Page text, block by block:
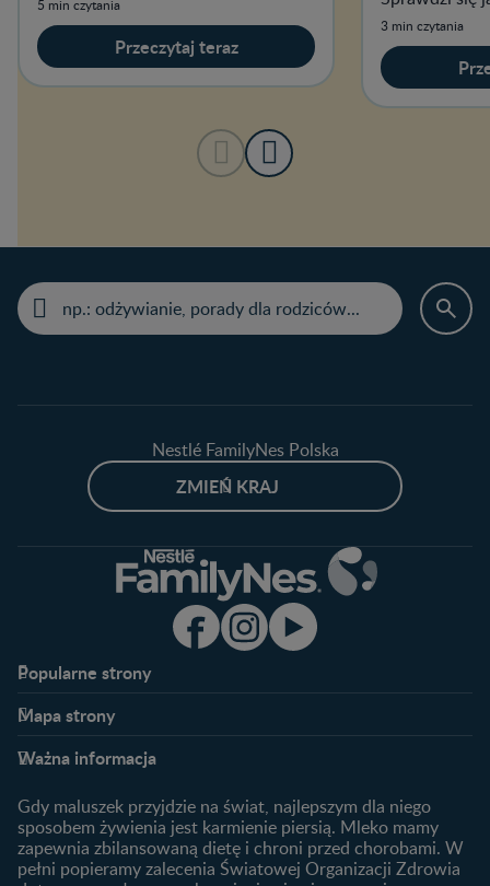
5 min czytania
Przeczytaj teraz
zbożowy po 4.
3 min czytania
Nestlé FamilyNes Polska
ZMIEŃ KRAJ
Popularne strony​
Kontakt
FAQ
Produkty
Wyszukiwarka produktów
Nasze marki
Mapa strony​
Plamienie implantacyjne –
Jak zaplanować płeć
dziecka?
Jak rozpoznać dni płodne?
1. trymestr ciąży
2. trymestr ciąży
3. trymestr ciąży
Ważna informacja
Gdy maluszek przyjdzie na świat, najlepszym dla niego
sposobem żywienia jest karmienie piersią. Mleko mamy
zapewnia zbilansowaną dietę i chroni przed chorobami. W
pełni popieramy zalecenia Światowej Organizacji Zdrowia